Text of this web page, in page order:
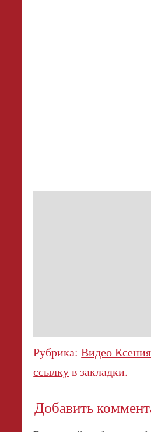
Рубрика:Видео
ссылкув закладки.
Добавить